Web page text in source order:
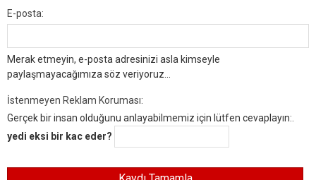
E-posta:
Merak etmeyin, e-posta adresinizi asla kimseyle
paylaşmayacağımıza söz veriyoruz...
İstenmeyen Reklam Koruması:
Gerçek bir insan olduğunu anlayabilmemiz için lütfen cevaplayın:.
yedi eksi bir kac eder?